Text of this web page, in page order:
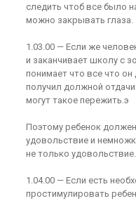
следить чтоб все было
можно закрывать глаза.
1.03.00 — Если же
и заканчивает школу с
понимает что все что
получил должной
могут такое пережить.э
Поэтому ребенок
удовольствие и
не только удовольствие.
1.04.00 — Если есть
простимулировать